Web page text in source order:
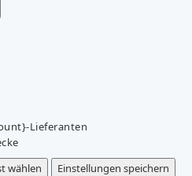
Lieferanten
wählen
Einstellungen speichern